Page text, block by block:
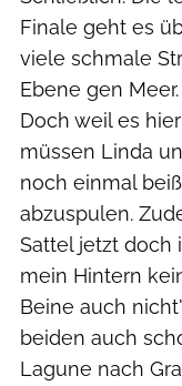
Finale geht es
viele schmale
Ebene gen
Doch weil es
müssen Linda
noch einmal
abzuspulen.
Sattel jetzt doch
mein Hintern
Beine auch
beiden auch
Lagune nach